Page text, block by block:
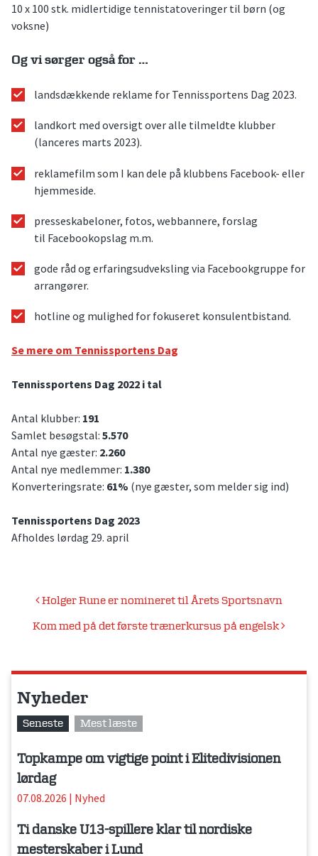
10 x 100 stk. midlertidige tennistatoveringer til børn (og
voksne)
Og vi sørger også for …
landsdækkende reklame for Tennissportens Dag 2023.
landkort med oversigt over alle tilmeldte klubber
(lanceres marts 2023).
reklamefilm som I kan dele på klubbens Facebook- eller
hjemmeside.
presseskabeloner, fotos, webbannere, forslag
til Facebookopslag m.m.
gode råd og erfaringsudveksling via Facebookgruppe for
arrangører.
hotline og mulighed for fokuseret konsulentbistand.
Se mere om Tennissportens Dag
Tennissportens Dag 2022 i tal
Antal klubber: 191
Samlet besøgstal: 5.570
Antal nye gæster: 2.260
Antal nye medlemmer: 1.380
Konverteringsrate: 61% (nye gæster, som melder sig ind)
Tennissportens Dag 2023
Afholdes lørdag 29. april
Indlægsnavigation
Holger Rune er nomineret til Årets Sportsnavn
Kom med på det første trænerkursus på engelsk
Nyheder
Seneste Mest læste
Topkampe om vigtige point i Elitedivisionen
lørdag
07.08.2026 | Nyhed
Ti danske U13-spillere klar til nordiske
mesterskaber i Lund